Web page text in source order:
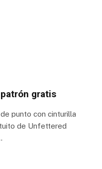
gratis
punto con cinturilla
de Unfettered